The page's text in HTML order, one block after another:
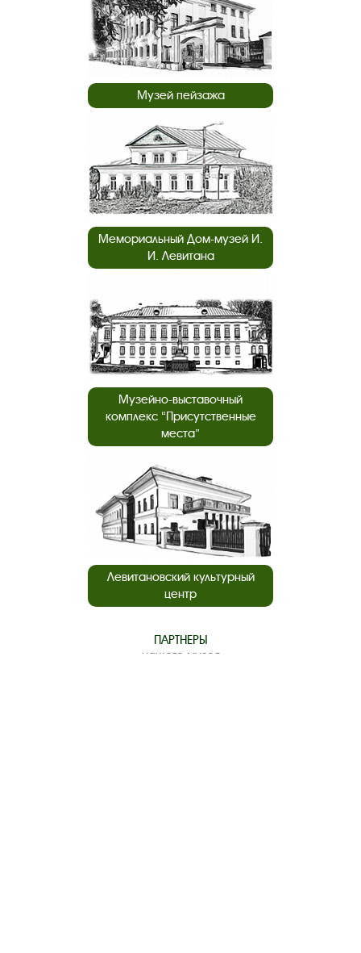
Музей пейзажа
Мемориальный Дом-музей И.
И. Левитана
Музейно-выставочный
комплекс “Присутственные
места”
Левитановский культурный
центр
ПАРТНЕРЫ
нашего музея